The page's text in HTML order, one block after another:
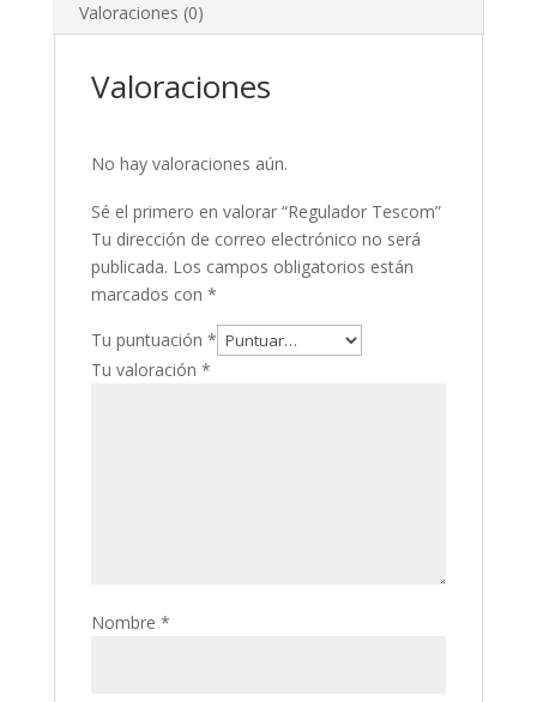
Valoraciones (0)
Valoraciones
No hay valoraciones aún.
Sé el primero en valorar “Regulador Tescom”
Tu dirección de correo electrónico no será
publicada. Los campos obligatorios están
marcados con *
Tu puntuación *
Tu valoración *
Nombre *